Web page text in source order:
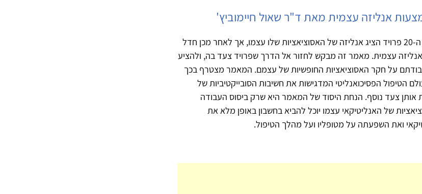
אנליזה עצמית מאת ד"ר שאול חיימוביץ'
בפרסומיו מתחילת המאה ה-20 פרויד הציג אנליזה של האסוציאציות שלו עצמו, אך לאחר מכן חדל
עצמית. מאמר זה מבקש לחזור אל הדרך שפרויד צעד בה, ולהציע
על חקר האסוציאציות החופשיות של עצמם. המאמר מצטרף בכך
הטיפול הפסיכואנליטי המדגישות את חשיבות הסובייקטיביות של
אותן צעד נוסף. הנחת היסוד של המאמר היא שרק ביסוס העבודה
של האנליטיקאי עצמו יוכל להביא בחשבון באופן מלא את
ואת השפעתה על מטופליו ועל מהלך הטיפול.